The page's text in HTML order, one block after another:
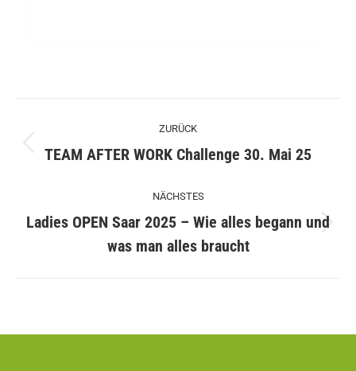
Kommentarnavigation
ZURÜCK
Vorheriger
TEAM AFTER WORK Challenge 30. Mai 25
NÄCHSTES
Nächster
Beitrag:
Ladies OPEN Saar 2025 – Wie alles begann und
was man alles braucht